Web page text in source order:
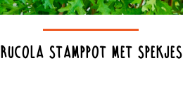
Rucola stamppot met spekjes